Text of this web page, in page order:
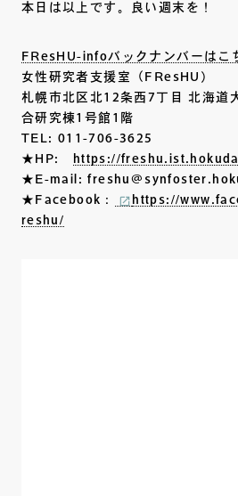
本日は以上です。良い週末を！
FResHU-infoバックナンバーはこ
女性研究者支援室（FResHU）
札幌市北区北12条西7丁目 北海道
合研究棟1号館1階
TEL: 011-706-3625
★HP:
https://
★E-mail:
★Facebook：
https://
reshu/